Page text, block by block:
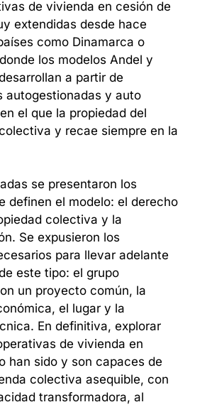
de vivienda en cesión de
extendidas desde hace
como Dinamarca o
los modelos Andel y
a partir de
autogestionadas y auto
el que la propiedad del
y recae siempre en la
se presentaron los
definen el modelo: el derecho
colectiva y la
Se expusieron los
para llevar adelante
este tipo: el grupo
un proyecto común, la
el lugar y la
En definitiva, explorar
de vivienda en
han sido y son capaces de
colectiva asequible, con
transformadora, al